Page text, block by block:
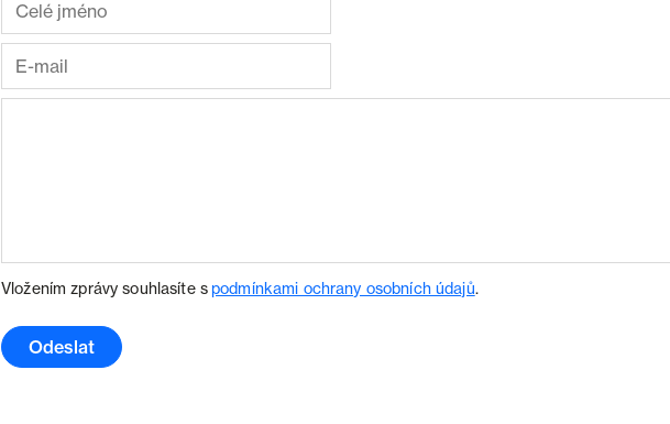
Vložením zprávy souhlasíte spodmínkami ochrany osobních údajů.
Odeslat